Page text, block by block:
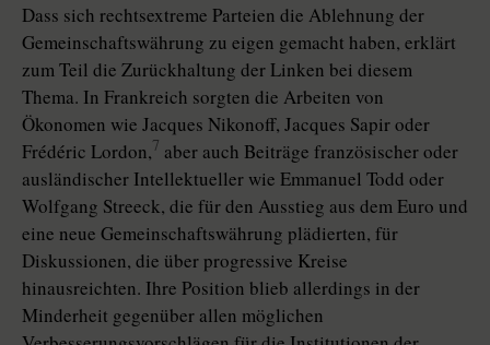
Dass sich rechtsextreme Parteien die Ablehnung der
Gemeinschaftswährung zu eigen gemacht haben, erklärt
zum Teil die Zurückhaltung der Linken bei diesem
Thema. In Frankreich sorgten die Arbeiten von
Ökonomen wie Jacques Nikonoff, Jacques Sapir oder
Frédéric Lordon,7 aber auch Beiträge französischer oder
ausländischer Intellektueller wie Emmanuel Todd oder
Wolfgang Streeck, die für den Ausstieg aus dem Euro und
eine neue Gemeinschaftswährung plädierten, für
Diskussionen, die über progressive Kreise
hinausreichten. Ihre Position blieb allerdings in der
Minderheit gegenüber allen möglichen